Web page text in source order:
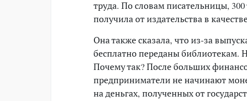
труда. По словам писательницы,
получила от издательства в
Она также сказала, что из-за
бесплатно переданы библиотекам.
Почему так? После больших
предприниматели не начинают
на деньгах, полученных от